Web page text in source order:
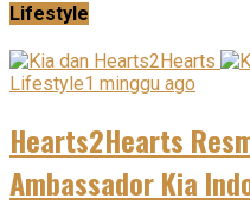
Lifestyle
Lifestyle1 minggu ago
Hearts2Hearts
Ambassador Kia